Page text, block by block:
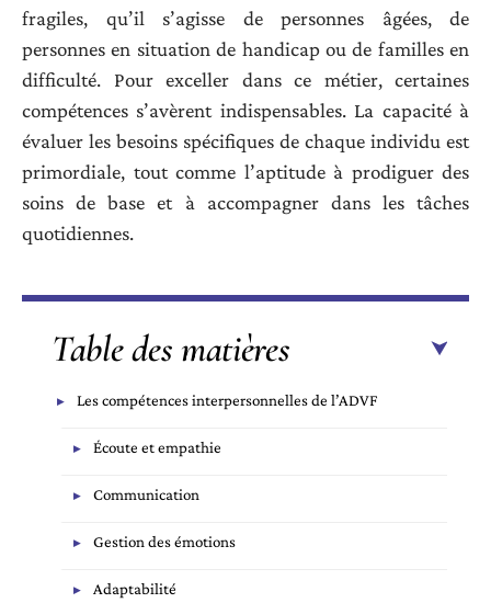
fragiles, qu’il s’agisse de personnes âgées, de
personnes en situation de handicap ou de familles en
difficulté. Pour exceller dans ce métier, certaines
compétences s’avèrent indispensables. La capacité à
évaluer les besoins spécifiques de chaque individu est
primordiale, tout comme l’aptitude à prodiguer des
soins de base et à accompagner dans les tâches
quotidiennes.
Table des matières
Les compétences interpersonnelles de l’ADVF
Écoute et empathie
Communication
Gestion des émotions
Adaptabilité